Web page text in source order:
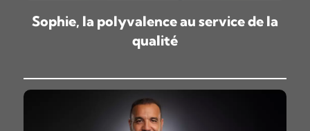
Sophie, la polyvalence au service de la
qualité